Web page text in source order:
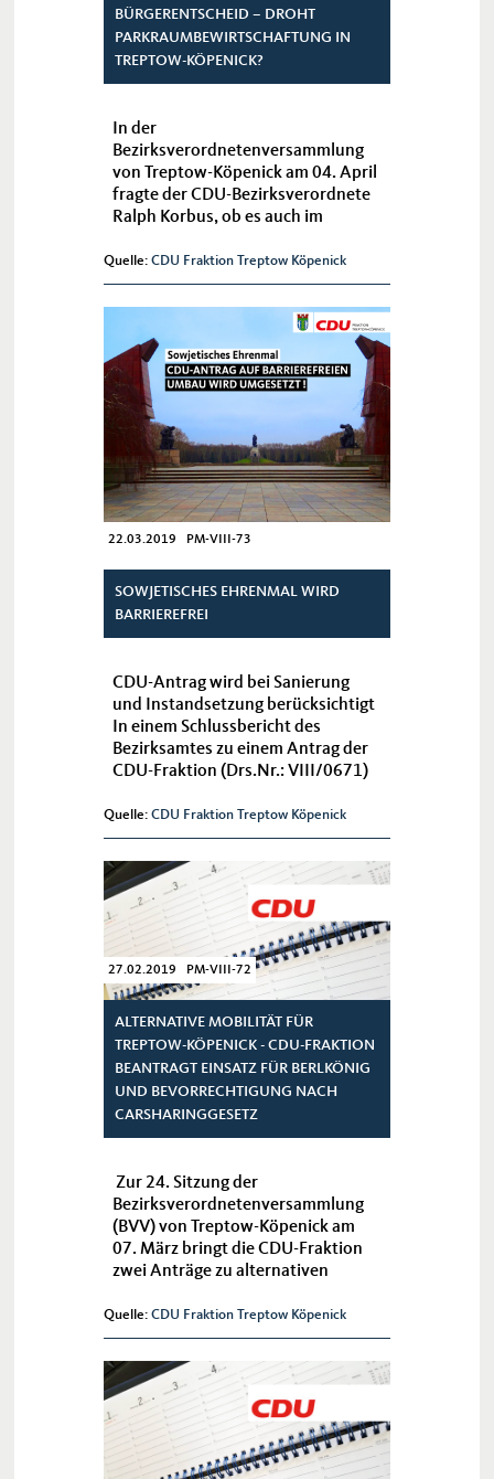
BÜRGERENTSCHEID – DROHT
PARKRAUMBEWIRTSCHAFTUNG IN
TREPTOW-KÖPENICK?
In der
Bezirksverordnetenversammlung
von Treptow-Köpenick am 04. April
fragte der CDU-Bezirksverordnete
Ralph Korbus, ob es auch im
Pläne für die Einführung neuer
Gebiete mit einer
Parkraumbewirtschaftung gib...
Quelle: CDU Fraktion Treptow Köpenick
22.03.2019 PM-VIII-73
SOWJETISCHES EHRENMAL WIRD
BARRIEREFREI
CDU-Antrag wird bei Sanierung
und Instandsetzung berücksichtigt
In einem Schlussbericht des
Bezirksamtes zu einem Antrag der
CDU-Fraktion (Drs.Nr.: VIII/0671)
Maßnahmen neben einer
Grundinstandsetzung am
Sowjetischen Ehrenmal...
Quelle: CDU Fraktion Treptow Köpenick
27.02.2019 PM-VIII-72
ALTERNATIVE MOBILITÄT FÜR
TREPTOW-KÖPENICK - CDU-FRAKTION
BEANTRAGT EINSATZ FÜR BERLKÖNIG
UND BEVORRECHTIGUNG NACH
CARSHARINGGESETZ
Zur 24. Sitzung der
Bezirksverordnetenversammlung
(BVV) von Treptow-Köpenick am
07. März bringt die CDU-Fraktion
zwei Anträge zu alternativen
Quelle: CDU Fraktion Treptow Köpenick